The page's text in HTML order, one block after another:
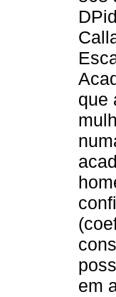
que
em